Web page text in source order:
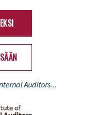
Auditors...